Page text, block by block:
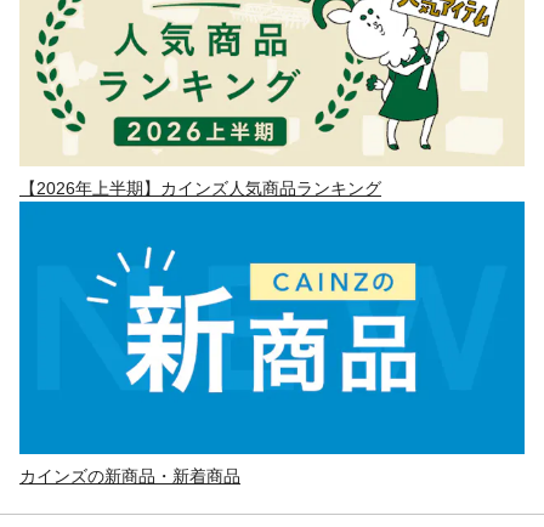
【2026年上半期】カインズ人気商品ランキング
カインズの新商品・新着商品